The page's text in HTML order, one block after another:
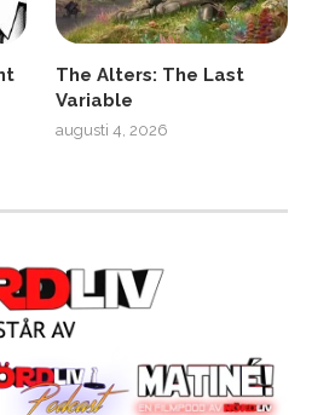
The Alters: The Last
Variable
augusti 4, 2026